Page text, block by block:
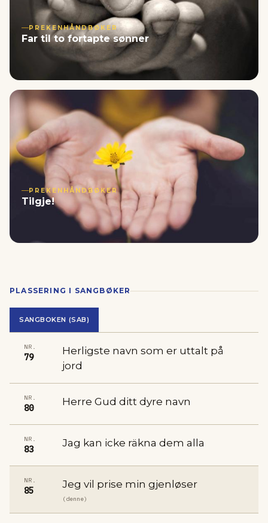
PREKENHÅNDBØKER
Far til to fortapte sønner
PREKENHÅNDBØKER
Tilgje!
PLASSERING I SANGBØKER
SANGBOKEN (SAB)
NR.
79
Herligste navn som er uttalt på
jord
NR.
80
Herre Gud ditt dyre navn
NR.
83
Jag kan icke räkna dem alla
NR.
85
Jeg vil prise min gjenløser
(denne)